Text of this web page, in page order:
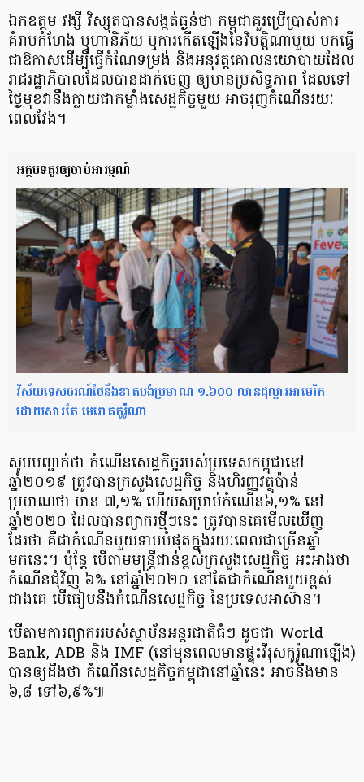
ឯកឧត្តម វង្សី វិស្សុត​បាន​សង្កត់ធ្ងន់ថា កម្ពុជា​គួរប្រើប្រាស់​ការ
គំរាម​កំហែង ឬហានិភ័យ ឬការកើត​ឡើងនៃវិបត្តិណាមួយ មកធ្វើ
ជាឱកាស​ ដើម្បី​ធ្វើកំណែទម្រង់​ និងអនុវត្ត​គោលនយោបាយ​​ដែល
រាជរដ្ឋាភិបាល​ដែលបាន​ដាក់ចេញ ឲ្យមានប្រសិទ្ធភាព ដែលទៅ
ថ្ងៃមុខ​វានឹងក្លាយជា​កម្លាំងសេដ្ឋកិច្ច​មួយ អាចរុញកំណើន​រយៈ
ពេលវែង។
អត្ថបទគួរឲ្យចាប់អារម្មណ៍
វិស័យទេសចរណ៍ថៃនឹងខាតបង់ប្រមាណ ១.៦០០ លានដុល្លារអាមេរិក
ដោយសារតែ មេរោគកូរ៉ូណា
សូមបញ្ជាក់ថា កំណើន​សេដ្ឋកិច្ច​របស់​ប្រទេស​កម្ពុជា​នៅ
ឆ្នាំ២០១៩ ត្រូវបាន​ក្រសួង​សេដ្ឋកិច្ច និងហិរញ្ញវត្ថុ​ប៉ាន់
ប្រមាណថា មាន ៧,១% ហើយ​សម្រាប់​កំណើន​៦,១% នៅ
ឆ្នាំ២០២០ ដែលបាន​ព្យាករ​ថ្មីៗនេះ ត្រូវបាន​គេមើលឃើញ
ដែរថា គឺជាកំណើន​មួយទាប​បំផុត​ក្នុងរយៈពេល​ជាច្រើន​ឆ្នាំ
មកនេះ។ ប៉ុន្ដែ បើតាម​មន្ត្រីជាន់ខ្ពស់ក្រសួង​សេដ្ឋកិច្ច អះអាងថា
កំណើន​ជុំវិញ ៦% នៅឆ្នាំ២០២០ នៅតែជាកំណើន​មួយខ្ពស់​
ជាងគេ បើធៀបនឹង​កំណើន​សេដ្ឋកិច្ច នៃប្រទេស​អាស៊ាន។
បើតាម​ការព្យាកររបស់ស្ថាប័ន​អន្តរជាតិធំៗ ដូចជា World
Bank, ADB និង IMF (នៅមុនពេល​មានផ្ទុះវីរុស​កូរ៉ូណាឡើង​)
បាន​ឲ្យដឹងថា កំណើន​សេដ្ឋកិច្ចកម្ពុជា​នៅឆ្នាំនេះ អាចនឹង​មាន​
៦,៨ ទៅ៦,៩%៕